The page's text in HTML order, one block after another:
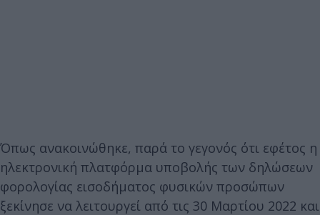
Όπως ανακοινώθηκε, παρά το γεγονός ότι εφέτος η
ηλεκτρονική πλατφόρμα υποβολής των δηλώσεων
φορολογίας εισοδήματος φυσικών προσώπων
ξεκίνησε να λειτουργεί από τις 30 Μαρτίου 2022 και